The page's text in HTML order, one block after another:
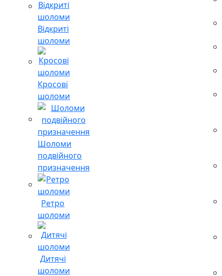
Відкриті
шоломи
Кросові
шоломи
Шоломи
подвійного
призначення
Ретро
шоломи
Дитячі
шоломи